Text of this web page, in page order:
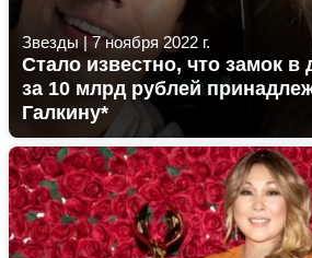
Звезды |7 ноября 2022 г.
Стало известно, что замок в
за 10 млрд рублей
Галкину*